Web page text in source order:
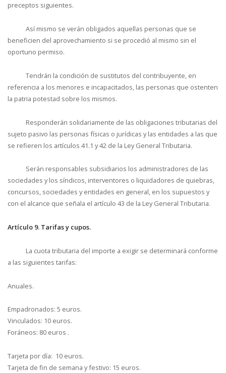
preceptos siguientes.
Así mismo se verán obligados aquellas personas que se
beneficien del aprovechamiento si se procedió al mismo sin el
oportuno permiso.
Tendrán la condición de sustitutos del contribuyente, en
referencia a los menores e incapacitados, las personas que ostenten
la patria potestad sobre los mismos.
Responderán solidariamente de las obligaciones tributarias del
sujeto pasivo las personas físicas o jurídicas y las entidades a las que
se refieren los artículos 41.1 y 42 de la Ley General Tributaria.
Serán responsables subsidiarios los administradores de las
sociedades y los síndicos, interventores o liquidadores de quiebras,
concursos, sociedades y entidades en general, en los supuestos y
con el alcance que señala el artículo 43 de la Ley General Tributaria.
Artículo 9. Tarifas y cupos.
La cuota tributaria del importe a exigir se determinará conforme
a las siguientes tarifas:
Anuales.
Empadronados: 5 euros.
Vinculados: 10 euros.
Foráneos: 80 euros .
Tarjeta por día: 10 euros.
Tarjeta de fin de semana y festivo: 15 euros.